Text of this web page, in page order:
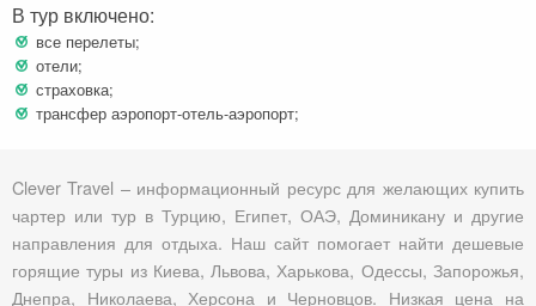
В тур включено:
все перелеты;
отели;
страховка;
трансфер аэропорт-отель-аэропорт;
Clever Travel – информационный ресурс для желающих купить
чартер или тур в Турцию, Египет, ОАЭ, Доминикану и другие
направления для отдыха. Наш сайт помогает найти дешевые
горящие туры из Киева, Львова, Харькова, Одессы, Запорожья,
Днепра, Николаева, Херсона и Черновцов. Низкая цена на